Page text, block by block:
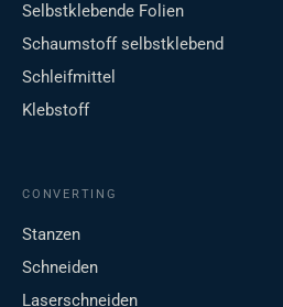
Selbstklebende Folien
Schaumstoff selbstklebend
Schleifmittel
Klebstoff
CONVERTING
Stanzen
Schneiden
Laserschneiden